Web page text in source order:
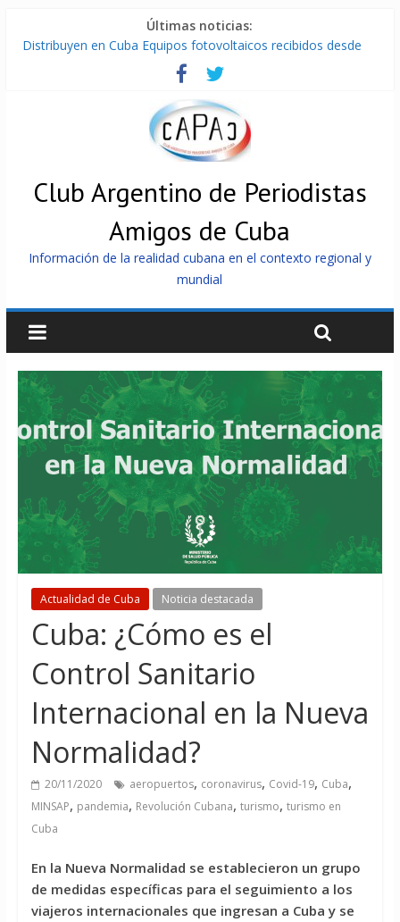
Últimas noticias:
Distribuyen en Cuba Equipos fotovoltaicos recibidos desde
La ONU condena medidas de EE.UU contra Cuba
Cuba alerta sobre doctrina militar de dominación de EEUU
Nuevas sanciones de EEUU contra Cuba apuntan a la
cooperación militar con Rusia y China
Brutal represión contra los que marchan para que no se
venda la patria
Club Argentino de Periodistas
Amigos de Cuba
Información de la realidad cubana en el contexto regional y
mundial
Actualidad de Cuba Noticia destacada
Cuba: ¿Cómo es el
Control Sanitario
Internacional en la Nueva
Normalidad?
20/11/2020 aeropuertos, coronavirus, Covid-19, Cuba,
MINSAP, pandemia, Revolución Cubana, turismo, turismo en
Cuba
En la Nueva Normalidad se establecieron un grupo
de medidas específicas para el seguimiento a los
viajeros internacionales que ingresan a Cuba y se